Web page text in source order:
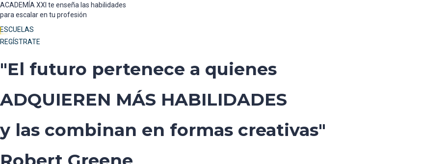
ACADEMÍA XXI te enseña las habilidades
para escalar en tu profesión
ESCUELAS
REGÍSTRATE
"El futuro pertenece a quienes
ADQUIEREN MÁS HABILIDADES
y las combinan en formas creativas"